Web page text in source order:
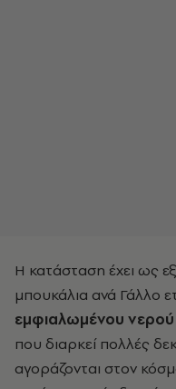
Η κατάσταση έχει ως
μπουκάλια ανά Γάλλο
εμφιαλωμένου νερού
που διαρκεί πολλές
αγοράζονται στον